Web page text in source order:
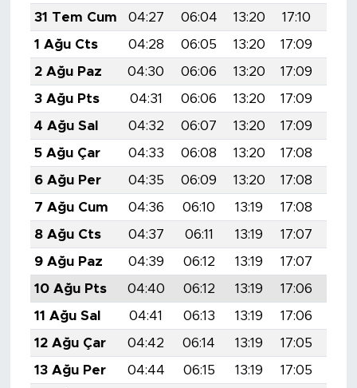
31 Tem Cum
04:27 06:04 13:20 17:10
1 Ağu Cts
04:28 06:05 13:20 17:09
2 Ağu Paz
04:30 06:06 13:20 17:09
3 Ağu Pts
04:31 06:06 13:20 17:09
4 Ağu Sal
04:32 06:07 13:20 17:09
5 Ağu Çar
04:33 06:08 13:20 17:08
6 Ağu Per
04:35 06:09 13:20 17:08
7 Ağu Cum
04:36 06:10 13:19 17:08
8 Ağu Cts
04:37 06:11 13:19 17:07
9 Ağu Paz
04:39 06:12 13:19 17:07
10 Ağu Pts
04:40 06:12 13:19 17:06
11 Ağu Sal
04:41 06:13 13:19 17:06
12 Ağu Çar
04:42 06:14 13:19 17:05
13 Ağu Per
04:44 06:15 13:19 17:05